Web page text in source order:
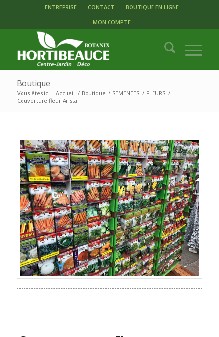
ENTREPRISE CONTACT
BOUTIQUE EN LIGNE
MON COMPTE
Boutique
Vous êtes ici : Accueil / Boutique / SEMENCES / FLEURS /
Couverture fleur Arista